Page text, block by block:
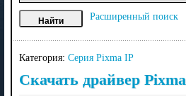
Расширенный поиск
Категория: Серия Pixma IP
Скачать драйвер